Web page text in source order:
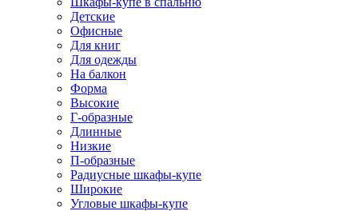
Детские
Офисные
Для книг
Для одежды
На балкон
Форма
Высокие
Г-образные
Длинные
Низкие
П-образные
Радиусные шкафы-купе
Широкие
Угловые шкафы-купе